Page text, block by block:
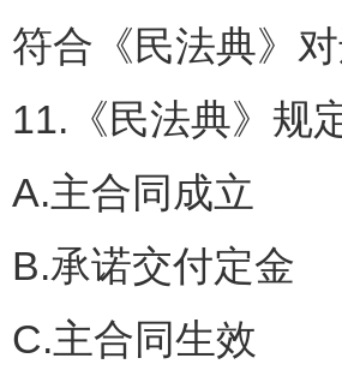
符合《民法典》
11.《民法典》规
A.主合同成立
B.承诺交付定金
C.主合同生效